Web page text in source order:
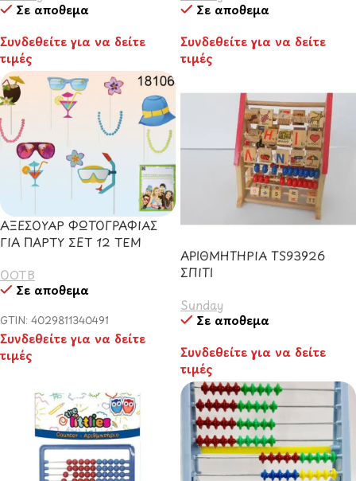
Σε απόθεμα
Συνδεθείτε για να δείτε
τιμές
Σε απόθεμα
Συνδεθείτε για να δείτε
τιμές
ΑΞΕΣΟΥΑΡ ΦΩΤΟΓΡΑΦΙΑΣ
ΓΙΑ ΠΑΡΤΥ ΣΕΤ 12 ΤΕΜ
OOTB
Σε απόθεμα
GTIN: 4029811340491
Συνδεθείτε για να δείτε
τιμές
ΑΡΙΘΜΗΤΗΡΙΑ TS93926
ΣΠΙΤΙ
Sunday
Σε απόθεμα
Συνδεθείτε για να δείτε
τιμές